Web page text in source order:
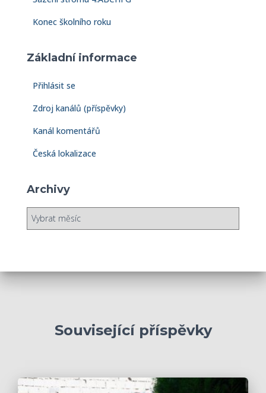
Konec školního roku
Základní informace
Přihlásit se
Zdroj kanálů (příspěvky)
Kanál komentářů
Česká lokalizace
Archivy
A
v
Související příspěvky